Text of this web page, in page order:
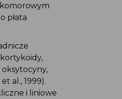
płata
al., 1999).
i liniowe